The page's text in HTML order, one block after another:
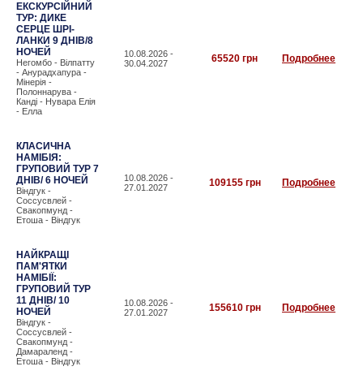
ЕКСКУРСІЙНИЙ
ТУР: ДИКЕ
СЕРЦЕ ШРІ-
ЛАНКИ 9 ДНІВ/8
НОЧЕЙ
Негомбо - Вілпатту
- Анурадхапура -
Мінерія -
Полоннарува -
Канді - Нувара Елія
- Елла
10.08.2026 -
30.04.2027
65520 грн Подробнее
КЛАСИЧНА
НАМІБІЯ:
ГРУПОВИЙ ТУР 7
ДНІВ/ 6 НОЧЕЙ
Віндгук -
Соссусвлей -
Свакопмунд -
Етоша - Віндгук
10.08.2026 -
27.01.2027
109155 грн Подробнее
НАЙКРАЩІ
ПАМ'ЯТКИ
НАМІБІЇ:
ГРУПОВИЙ ТУР
11 ДНІВ/ 10
НОЧЕЙ
Віндгук -
Соссусвлей -
Свакопмунд -
Дамараленд -
Етоша - Віндгук
10.08.2026 -
27.01.2027
155610 грн Подробнее